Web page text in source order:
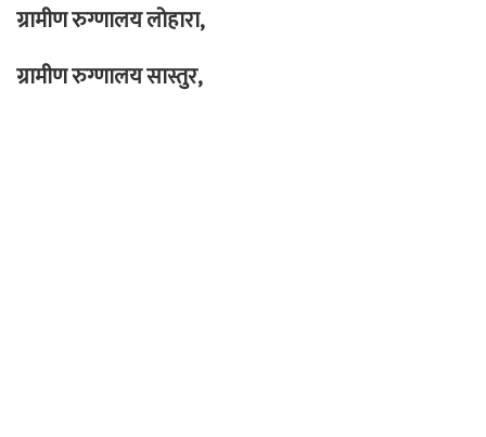
ग्रामीण रुग्णालय लोहारा,
ग्रामीण रुग्णालय सास्तुर,